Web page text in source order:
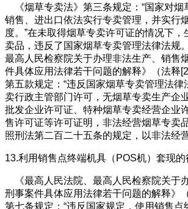
《烟草专卖法》第三条规定：“国家对烟
销售、进出口依法实行专卖管理，并实行
度。”在未取得烟草专卖许可证的情况下
卖品，违反了国家烟草专卖管理法律法规
最高人民检察院关于办理非法生产、销售
件具体应用法律若干问题的解释》（法释
第五款规定：“违反国家烟草专卖管理法律
卖行政主管部门许可，无烟草专卖生产企
批发企业许可证、特种烟草专卖经营企业
售许可证等许可证明，非法经营烟草专卖
照刑法第二百二十五条的规定，以非法经
13.利用销售点终端机具（POS机）套现的
《最高人民法院、最高人民检察院关于
刑事案件具体应用法律若干问题的解释》
第七条规定：“违反国家规定，使用销售点